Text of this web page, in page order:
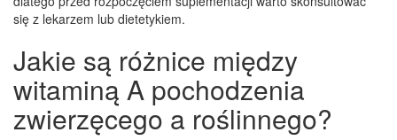
się z lekarzem lub dietetykiem.
Jakie są różnice między
witaminą A pochodzenia
zwierzęcego a roślinnego?